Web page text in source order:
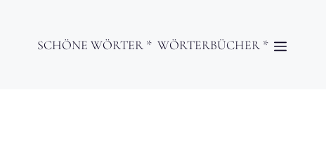
SCHÖNE WÖRTER * WÖRTERBÜCHER *